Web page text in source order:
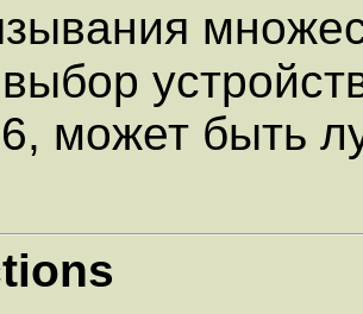
может быть